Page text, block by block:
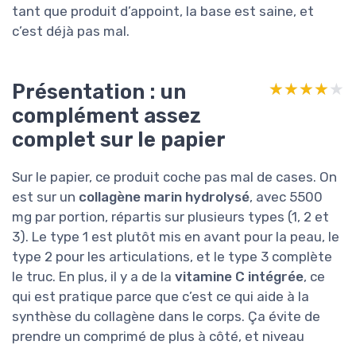
tant que produit d’appoint, la base est saine, et
c’est déjà pas mal.
Présentation : un
complément assez
complet sur le papier
★★★★★
★★★★★
Sur le papier, ce produit coche pas mal de cases. On
est sur un collagène marin hydrolysé, avec 5500
mg par portion, répartis sur plusieurs types (1, 2 et
3). Le type 1 est plutôt mis en avant pour la peau, le
type 2 pour les articulations, et le type 3 complète
le truc. En plus, il y a de la vitamine C intégrée, ce
qui est pratique parce que c’est ce qui aide à la
synthèse du collagène dans le corps. Ça évite de
prendre un comprimé de plus à côté, et niveau